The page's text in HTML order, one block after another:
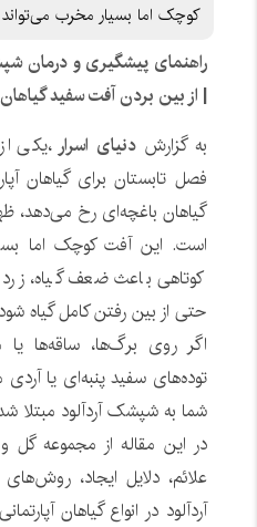
کوچک اما بسیار مخرب
راهنمای پیشگیری و درمان
| از بین بردن آفت سفید گیاهان
به گزارش دنیای اسرار ،یکی
فصل تابستان برای گیاهان
است. این آفت کوچک اما
کوتاهی باعث ضعف گیاه،
حتی از بین رفتن کامل گیاه
اگر روی برگ‌ها، ساقه‌ها
توده‌های سفید پنبه‌ای یا آردی
شما به شپشک آردآلود مبتلا
در این مقاله از مجموعه گل
علائم، دلایل ایجاد،
آردآلود در انواع گیاهان